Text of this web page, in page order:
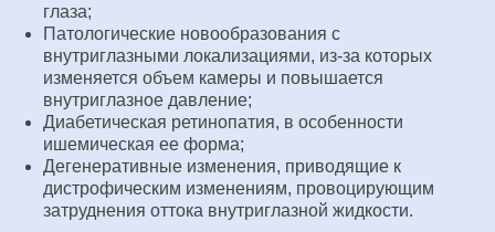
глаза;
Патологические новообразования с
внутриглазными локализациями, из-за которых
изменяется объем камеры и повышается
внутриглазное давление;
Диабетическая ретинопатия, в особенности
ишемическая ее форма;
Дегенеративные изменения, приводящие к
дистрофическим изменениям, провоцирующим
затруднения оттока внутриглазной жидкости.